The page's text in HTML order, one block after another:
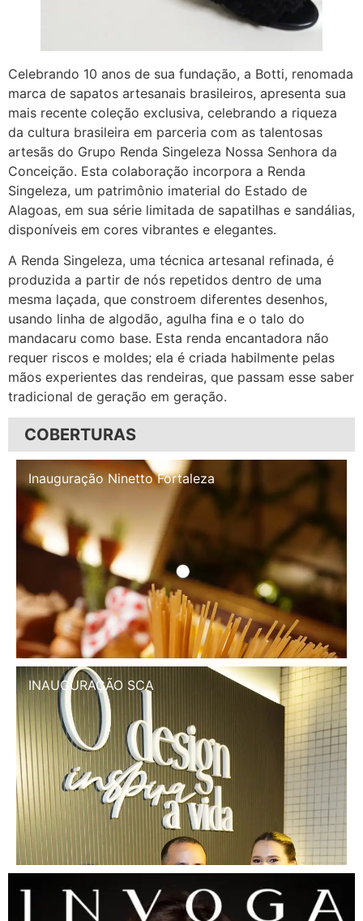
Celebrando 10 anos de sua fundação, a Botti, renomada
marca de sapatos artesanais brasileiros, apresenta sua
mais recente coleção exclusiva, celebrando a riqueza
da cultura brasileira em parceria com as talentosas
artesãs do Grupo Renda Singeleza Nossa Senhora da
Conceição. Esta colaboração incorpora a Renda
Singeleza, um patrimônio imaterial do Estado de
Alagoas, em sua série limitada de sapatilhas e sandálias,
disponíveis em cores vibrantes e elegantes.
A Renda Singeleza, uma técnica artesanal refinada, é
produzida a partir de nós repetidos dentro de uma
mesma laçada, que constroem diferentes desenhos,
usando linha de algodão, agulha fina e o talo do
mandacaru como base. Esta renda encantadora não
requer riscos e moldes; ela é criada habilmente pelas
mãos experientes das rendeiras, que passam esse saber
tradicional de geração em geração.
COBERTURAS
Inauguração Illa Café
INAUGURAÇÃO SCA